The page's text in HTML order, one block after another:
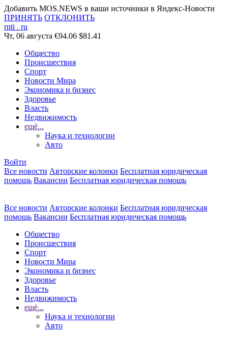
Добавить MOS.NEWS в ваши источники в Яндекс-Новости
ПРИНЯТЬ ОТКЛОНИТЬ
rnti . ru
Чт, 06 августа €94.06 $81.41
Общество
Происшествия
Спорт
Новости Мира
Экономика и бизнес
Здоровье
Власть
Недвижимость
ещё...
Наука и технологии
Авто
Войти
Все новости Авторские колонки Бесплатная юридическая
помощь Вакансии Бесплатная юридическая помощь
Все новости Авторские колонки Бесплатная юридическая
помощь Вакансии Бесплатная юридическая помощь
Общество
Происшествия
Спорт
Новости Мира
Экономика и бизнес
Здоровье
Власть
Недвижимость
ещё...
Наука и технологии
Авто